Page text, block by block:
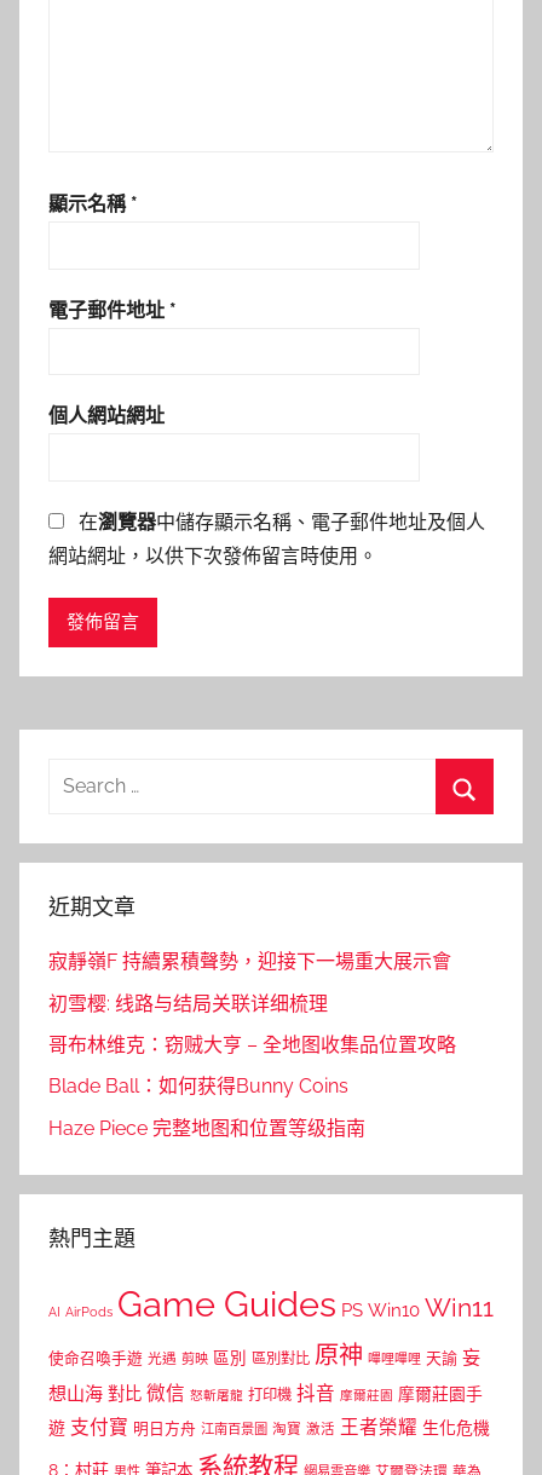
顯示名稱 *
電子郵件地址 *
個人網站網址
在瀏覽器中儲存顯示名稱、電子郵件地址及個人
網站網址，以供下次發佈留言時使用。
Search
近期文章
寂靜嶺F 持續累積聲勢，迎接下一場重大展示會
初雪樱: 线路与结局关联详细梳理
哥布林维克：窃贼大亨 – 全地图收集品位置攻略
Blade Ball：如何获得Bunny Coins
Haze Piece 完整地图和位置等级指南
熱門主題
AI AirPods Game Guides PS Win10 Win11
使命召喚手遊 光遇 剪映 區別 區別對比 原神 嗶哩嗶哩 天諭 妄
想山海 對比 微信 怒斬屠龍 打印機 抖音 摩爾莊園 摩爾莊園手
遊 支付寶 明日方舟 江南百景圖 淘寶 激活 王者榮耀 生化危機
8：村莊 男性 筆記本 系統教程 網易雲音樂 艾爾登法環 華為